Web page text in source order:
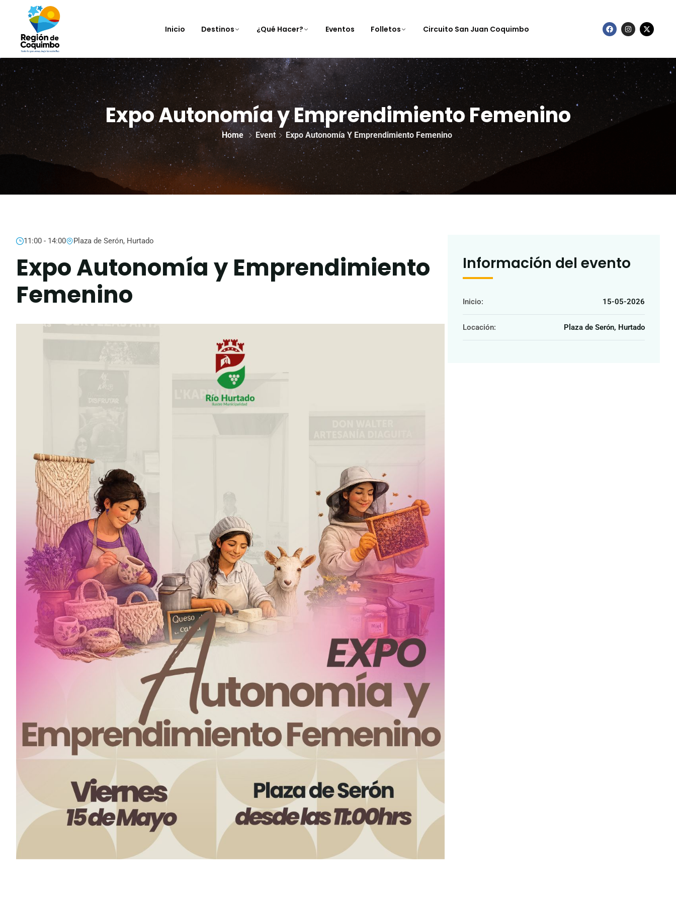
Inicio Destinos ¿Qué Hacer? Eventos Folletos Circuito San Juan Coquimbo
Expo Autonomía y Emprendimiento Femenino
Home Event Expo Autonomía Y Emprendimiento Femenino
11:00 - 14:00 Plaza de Serón, Hurtado
Expo Autonomía y Emprendimiento
Femenino
Información del evento
Inicio: 15-05-2026
Locación: Plaza de Serón, Hurtado